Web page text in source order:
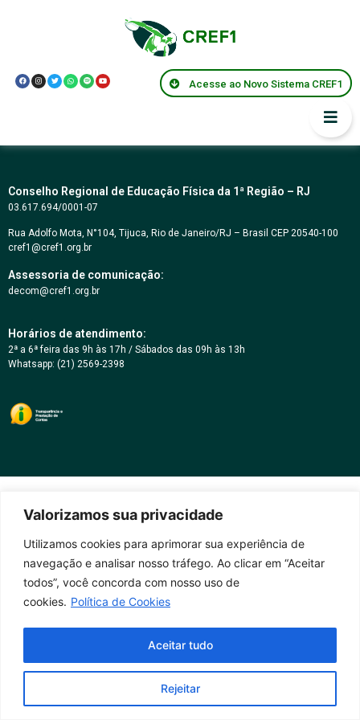
Valorizamos sua privacidade
Utilizamos cookies para aprimorar sua experiência de
navegação e analisar nosso tráfego. Ao clicar em “Aceitar
todos”, você concorda com nosso uso de
cookies. Política de Cookies
Rejeitar
Aceitar tudo
Acesse ao Novo Sistema CREF1
Lei Municipal do Dia
do Prof. de Educação
Física Nº 4202
Conselho Regional de Educação Física da 1ª Região – RJ
03.617.694/0001-07
Rua Adolfo Mota, N°104, Tijuca, Rio de Janeiro/RJ – Brasil CEP 20540-100
cref1@cref1.org.br
Assessoria de comunicação:
decom@cref1.org.br
Horários de atendimento:
2ª a 6ª feira das 9h às 17h / Sábados das 09h às 13h
Whatsapp: (21) 2569-2398